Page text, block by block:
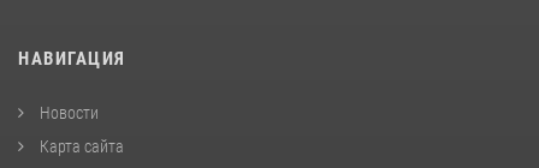
НАВИГАЦИЯ
Новости
Карта сайта